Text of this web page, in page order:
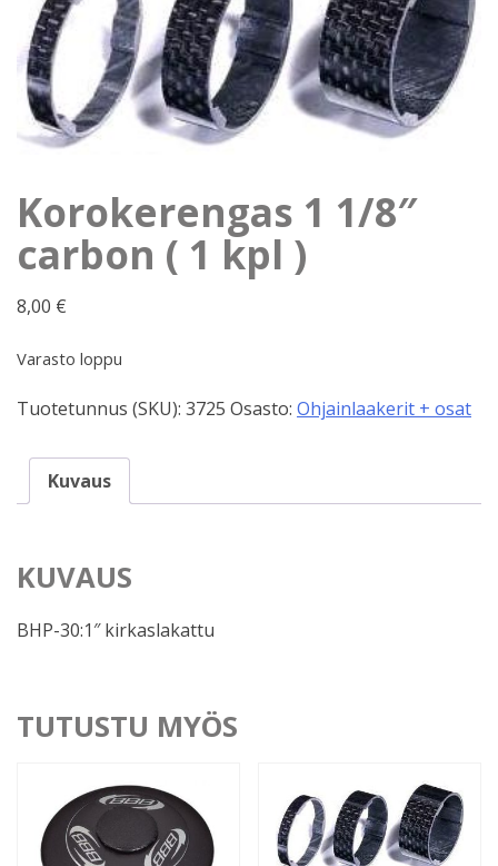
Korokerengas 1 1/8″
carbon ( 1 kpl )
8,00 €
Varasto loppu
Tuotetunnus (SKU): 3725 Osasto: Ohjainlaakerit + osat
Kuvaus
KUVAUS
BHP-30:1″ kirkaslakattu
TUTUSTU MYÖS